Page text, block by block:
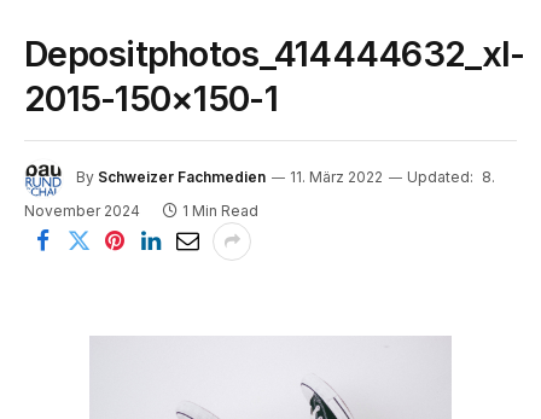
Depositphotos_414444632_xl-
2015-150×150-1
By Schweizer Fachmedien 11. März 2022 Updated: 8.
November 2024
1 Min Read